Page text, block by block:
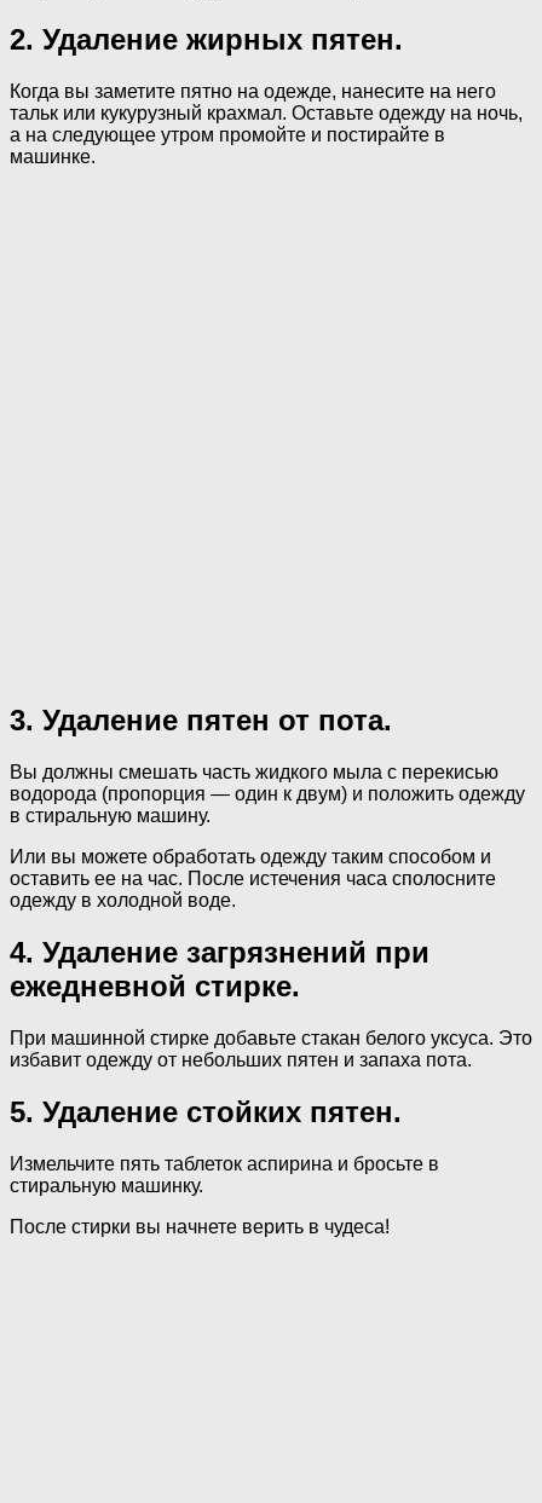
2. Удаление жирных пятен.
Когда вы заметите пятно на одежде, нанесите на него
тальк или кукурузный крахмал. Оставьте одежду на ночь,
а на следующее утром промойте и постирайте в
машинке.
3. Удаление пятен от пота.
Вы должны смешать часть жидкого мыла с перекисью
водорода (пропорция — один к двум) и положить одежду
в стиральную машину.
Или вы можете обработать одежду таким способом и
оставить ее на час. После истечения часа сполосните
одежду в холодной воде.
4. Удаление загрязнений при
ежедневной стирке.
При машинной стирке добавьте стакан белого уксуса. Это
избавит одежду от небольших пятен и запаха пота.
5. Удаление стойких пятен.
Измельчите пять таблеток аспирина и бросьте в
стиральную машинку.
После стирки вы начнете верить в чудеса!